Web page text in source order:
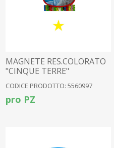
MAGNETE RES.COLORATO
"CINQUE TERRE"
CODICE PRODOTTO: 5560997
pro PZ